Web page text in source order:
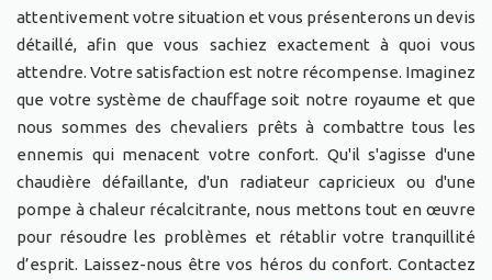
attentivement votre situation et vous présenterons un devis
détaillé, afin que vous sachiez exactement à quoi vous
attendre. Votre satisfaction est notre récompense. Imaginez
que votre système de chauffage soit notre royaume et que
nous sommes des chevaliers prêts à combattre tous les
ennemis qui menacent votre confort. Qu'il s'agisse d'une
chaudière défaillante, d'un radiateur capricieux ou d'une
pompe à chaleur récalcitrante, nous mettons tout en œuvre
pour résoudre les problèmes et rétablir votre tranquillité
d’esprit. Laissez-nous être vos héros du confort. Contactez